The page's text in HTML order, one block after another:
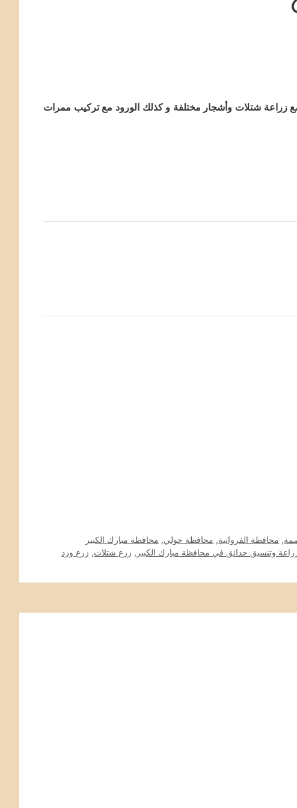
زراعة شتلات وأشجار مختلفة و كذلك الورود مع تركيب ممرات
, محافظة الفروانية, محافظة حولي, محافظة مبارك الكبير
وتنسيق حدائق في محافظة مبارك الكبير , زرع شتلات, زرع ورد